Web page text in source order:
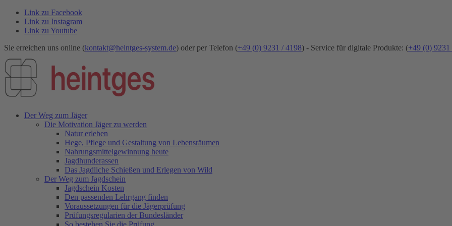
Link zu Facebook
Link zu Instagram
Link zu Youtube
Sie erreichen uns online (kontakt@heintges-system.de) oder per Telefon (+49 (0) 9231 / 4198) - Service für digitale Produkte: (+49 (0) 9231
Der Weg zum Jäger
Die Motivation Jäger zu werden
Natur erleben
Hege, Pflege und Gestaltung von Lebensräumen
Nahrungsmittelgewinnung heute
Jagdhunderassen
Das Jagdliche Schießen und Erlegen von Wild
Der Weg zum Jagdschein
Jagdschein Kosten
Den passenden Lehrgang finden
Voraussetzungen für die Jägerprüfung
Prüfungsregularien der Bundesländer
So bestehen Sie die Prüfung